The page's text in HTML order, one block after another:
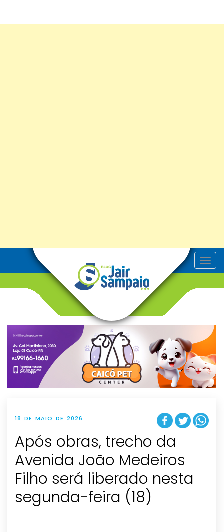
T
o
v
g
t
i
o
n
18 DE MAIO DE 2026
Após obras, trecho da
Avenida João Medeiros
Filho será liberado nesta
segunda-feira (18)